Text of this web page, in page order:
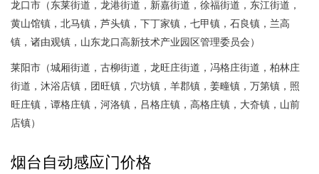
龙口市（东莱街道，龙港街道，新嘉街道，徐福街道，东江街道，
黄山馆镇，北马镇，芦头镇，下丁家镇，七甲镇，石良镇，兰高
镇，诸由观镇，山东龙口高新技术产业园区管理委员会）
莱阳市（城厢街道，古柳街道，龙旺庄街道，冯格庄街道，柏林庄
街道，沐浴店镇，团旺镇，穴坊镇，羊郡镇，姜疃镇，万第镇，照
旺庄镇，谭格庄镇，河洛镇，吕格庄镇，高格庄镇，大夼镇，山前
店镇）
烟台自动感应门价格